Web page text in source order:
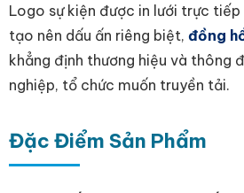
Logo sự kiện được in lưới trực
tạo nên dấu ấn riêng biệt, đồng
khẳng định thương hiệu và thông
nghiệp, tổ chức muốn truyền tải.
Đặc Điểm Sản Phẩm